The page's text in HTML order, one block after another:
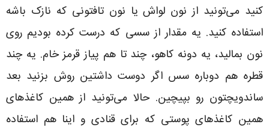
کنید می‌تونید از نون لواش یا نون تافتونی که نازک باشه
استفاده کنید. یه مقدار از سسی که درست کرده بودیم روی
نون بمالید، یه دونه کاهو، چند تا هم پیاز قرمز خام. یه چند
قطره هم دوباره سس اگر دوست داشتین روش بزنید بعد
ساندویچتون رو بپیچین. حالا می‌تونید از همین کاغذهای
همین کاغذهای پوستی که برای قنادی و اینا هم استفاده